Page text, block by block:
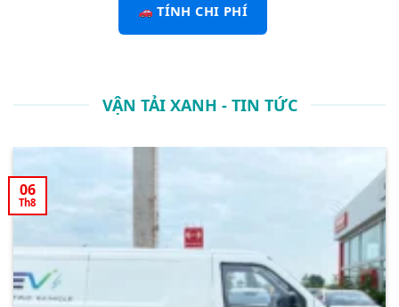
TÍNH CHI PHÍ
VẬN TẢI XANH - TIN TỨC
06
Th8